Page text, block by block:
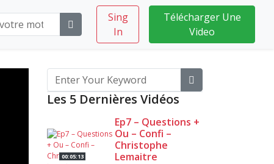
Sing
In
Télécharger Une
Video
Les 5 Dernières Vidéos
00:05:13
Ep7 – Questions +
Ou – Confi –
Christophe
Lemaitre